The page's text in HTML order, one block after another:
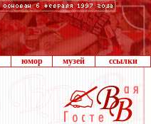
юмор музей ссылки